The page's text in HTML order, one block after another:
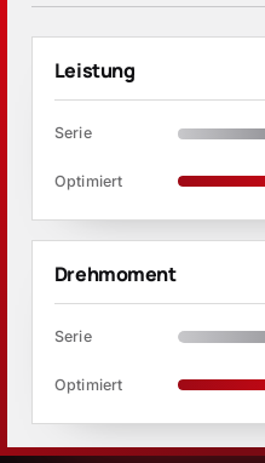
Leistung
Serie
Optimiert
Drehmoment
Serie
Optimiert